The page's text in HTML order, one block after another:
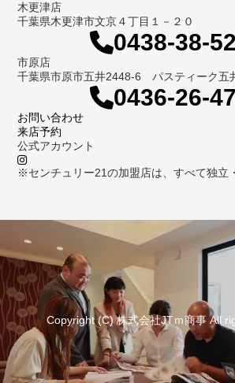
木更津店
千葉県木更津市文京４丁目１－２０
0438-38-
市原店
千葉県市原市五井2448-6 パスティーク五
0436-26-
お問い合わせ
来店予約
公式アカウント
※センチュリー21の加盟店は、すべて独立
Copyright (C) 株式会社JTｍ商事 All